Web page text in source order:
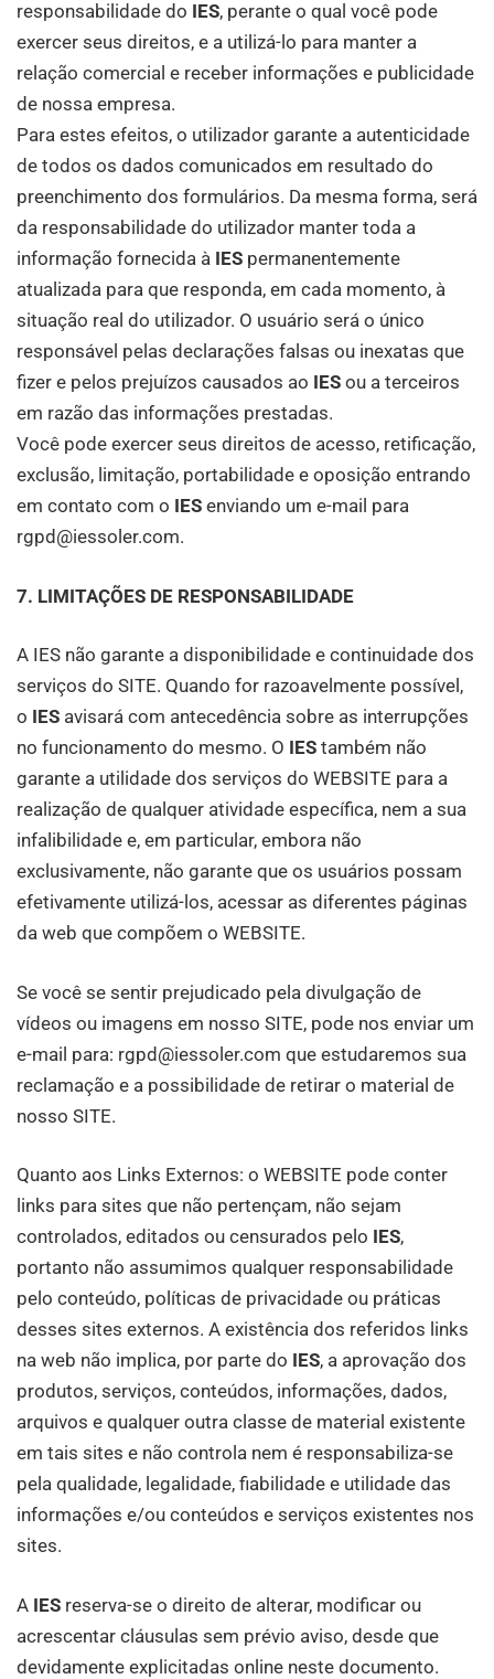
responsabilidade do IES, perante o qual você pode
exercer seus direitos, e a utilizá-lo para manter a
relação comercial e receber informações e publicidade
de nossa empresa.
Para estes efeitos, o utilizador garante a autenticidade
de todos os dados comunicados em resultado do
preenchimento dos formulários. Da mesma forma, será
da responsabilidade do utilizador manter toda a
informação fornecida à IES permanentemente
atualizada para que responda, em cada momento, à
situação real do utilizador. O usuário será o único
responsável pelas declarações falsas ou inexatas que
fizer e pelos prejuízos causados ​​ao IES ou a terceiros
em razão das informações prestadas.
Você pode exercer seus direitos de acesso, retificação,
exclusão, limitação, portabilidade e oposição entrando
em contato com o IES enviando um e-mail para
rgpd@iessoler.com.
7. LIMITAÇÕES DE RESPONSABILIDADE
A IES não garante a disponibilidade e continuidade dos
serviços do SITE. Quando for razoavelmente possível,
o IES avisará com antecedência sobre as interrupções
no funcionamento do mesmo. O IES também não
garante a utilidade dos serviços do WEBSITE para a
realização de qualquer atividade específica, nem a sua
infalibilidade e, em particular, embora não
exclusivamente, não garante que os usuários possam
efetivamente utilizá-los, acessar as diferentes páginas
da web que compõem o WEBSITE.
Se você se sentir prejudicado pela divulgação de
vídeos ou imagens em nosso SITE, pode nos enviar um
e-mail para: rgpd@iessoler.com que estudaremos sua
reclamação e a possibilidade de retirar o material de
nosso SITE.
Quanto aos Links Externos: o WEBSITE pode conter
links para sites que não pertençam, não sejam
controlados, editados ou censurados pelo IES,
portanto não assumimos qualquer responsabilidade
pelo conteúdo, políticas de privacidade ou práticas
desses sites externos. A existência dos referidos links
na web não implica, por parte do IES, a aprovação dos
produtos, serviços, conteúdos, informações, dados,
arquivos e qualquer outra classe de material existente
em tais sites e não controla nem é responsabiliza-se
pela qualidade, legalidade, fiabilidade e utilidade das
informações e/ou conteúdos e serviços existentes nos
sites.
A IES reserva-se o direito de alterar, modificar ou
acrescentar cláusulas sem prévio aviso, desde que
devidamente explicitadas online neste documento.